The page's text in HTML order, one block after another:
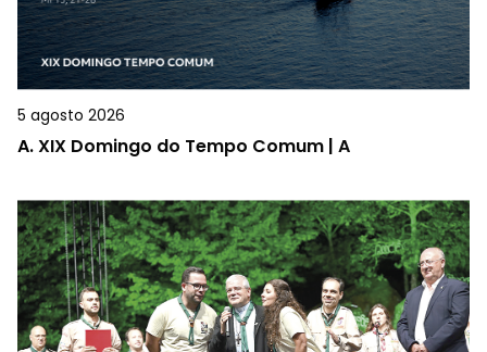
5 agosto 2026
A.XIX Domingo do Tempo Comum | A